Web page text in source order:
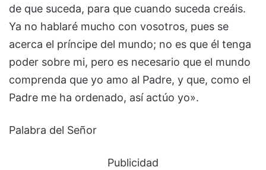
de que suceda, para que cuando suceda creáis.
Ya no hablaré mucho con vosotros, pues se
acerca el príncipe del mundo; no es que él tenga
poder sobre mi, pero es necesario que el mundo
comprenda que yo amo al Padre, y que, como el
Padre me ha ordenado, así actúo yo».
Palabra del Señor
Publicidad